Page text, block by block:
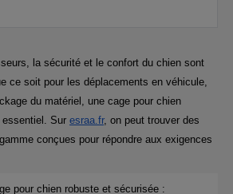
la sécurité et le confort du chien sont
ce soit pour les déplacements en véhicule,
du matériel, une cage pour chien
Sur esraa.fr, on peut trouver des
conçues pour répondre aux exigences
pour chien robuste et sécurisée :